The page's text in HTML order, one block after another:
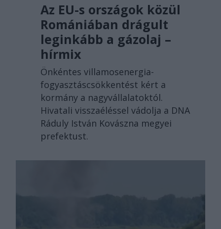
Az EU-s országok közül
Romániában drágult
leginkább a gázolaj –
hírmix
Önkéntes villamosenergia-
fogyasztáscsökkentést kért a
kormány a nagyvállalatoktól.
Hivatali visszaéléssel vádolja a DNA
Ráduly István Kovászna megyei
prefektust.